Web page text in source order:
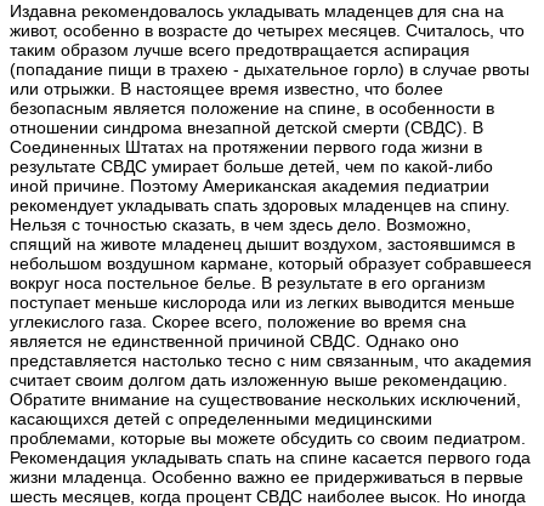
Издавна рекомендовалось укладывать младенцев для сна на
живот, особенно в возрасте до четырех месяцев. Считалось, что
таким образом лучше всего предотвращается аспирация
(попадание пищи в трахею - дыхательное горло) в случае рвоты
или отрыжки. В настоящее время известно, что более
безопасным является положение на спине, в особенности в
отношении синдрома внезапной детской смерти (СВДС). В
Соединенных Штатах на протяжении первого года жизни в
результате СВДС умирает больше детей, чем по какой-либо
иной причине. Поэтому Американская академия педиатрии
рекомендует укладывать спать здоровых младенцев на спину.
Нельзя с точностью сказать, в чем здесь дело. Возможно,
спящий на животе младенец дышит воздухом, застоявшимся в
небольшом воздушном кармане, который образует собравшееся
вокруг носа постельное белье. В результате в его организм
поступает меньше кислорода или из легких выводится меньше
углекислого газа. Скорее всего, положение во время сна
является не единственной причиной СВДС. Однако оно
представляется настолько тесно с ним связанным, что академия
считает своим долгом дать изложенную выше рекомендацию.
Обратите внимание на существование нескольких исключений,
касающихся детей с определенными медицинскими
проблемами, которые вы можете обсудить со своим педиатром.
Рекомендация укладывать спать на спине касается первого года
жизни младенца. Особенно важно ее придерживаться в первые
шесть месяцев, когда процент СВДС наиболее высок. Но иногда